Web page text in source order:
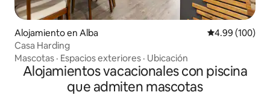
Alojamiento en Alba Calificación
4.99 (100)
Casa Harding
Mascotas · Espacios exteriores · Ubicación
Alojamientos vacacionales con piscina
que admiten mascotas